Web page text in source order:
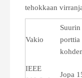
tehokkaan
Vakio
Suurin
porttia
IEEE
Jopa